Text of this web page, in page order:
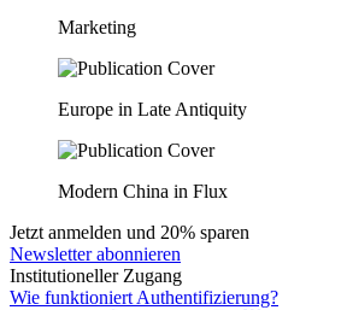
Marketing
Europe in Late Antiquity
Modern China in Flux
Jetzt anmelden und 20% sparen
Newsletter abonnieren
Institutioneller Zugang
Wie funktioniert Authentifizierung?